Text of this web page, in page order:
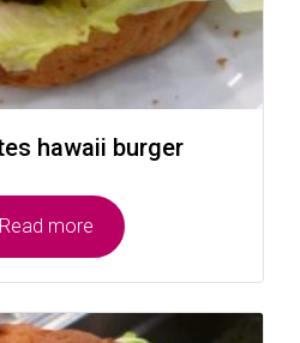
Gluténmentes hawaii burger
Read more